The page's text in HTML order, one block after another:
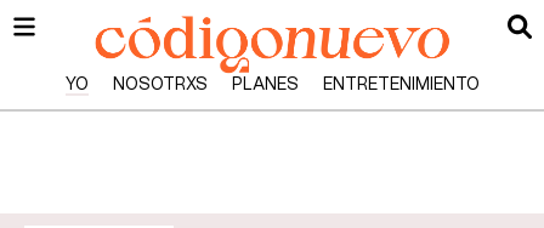
YO NOSOTRXS PLANES ENTRETENIMIENTO